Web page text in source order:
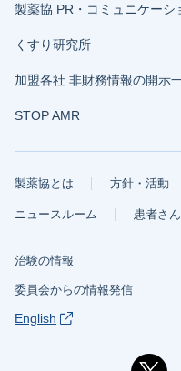
製薬協 PR・コミュニケーシ
くすり研究所
加盟各社 非財務情報の開示
STOP AMR
製薬協とは 方針・活動
ニュースルーム 患者さ
治験の情報
委員会からの情報発信
English